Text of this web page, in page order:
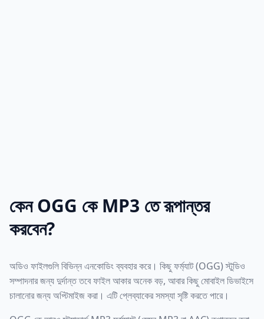
কেন OGG কে MP3 তে রূপান্তর
করবেন?
অডিও ফাইলগুলি বিভিন্ন এনকোডিং ব্যবহার করে। কিছু ফর্ম্যাট (OGG) স্টুডিও
সম্পাদনার জন্য দুর্দান্ত তবে ফাইল আকার অনেক বড়, আবার কিছু মোবাইল ডিভাইসে
চালানোর জন্য অপ্টিমাইজ করা। এটি প্লেব্যাকের সমস্যা সৃষ্টি করতে পারে।